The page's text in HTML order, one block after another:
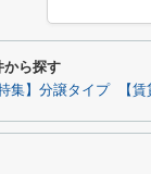
から探す
集】分譲タイプ 【